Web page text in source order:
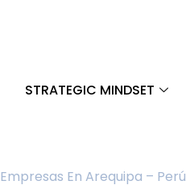
STRATEGIC MINDSET
En Arequipa – Perú